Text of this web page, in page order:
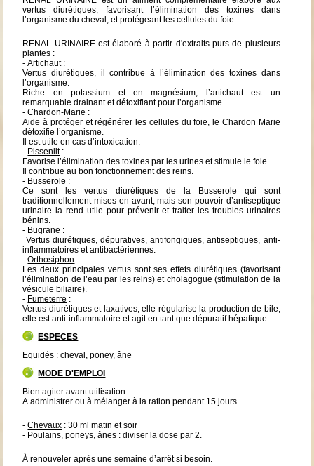
vertus diurétiques, favorisant l’élimination des toxines dans
l’organisme du cheval, et protégeant les cellules du foie.
RENAL URINAIRE est élaboré à partir d'extraits purs de plusieurs
plantes :
-Artichaut:
Vertus diurétiques, il contribue à l’élimination des toxines dans
l’organisme.
Riche en potassium et en magnésium, l’artichaut est un
remarquable drainant et détoxifiant pour l’organisme.
-Chardon-Marie :
Aide à protéger et régénérer les cellules du foie, le Chardon Marie
détoxifie l’organisme.
Il est utile en cas d’intoxication.
- Pissenlit:
Favorise l’élimination des toxines par les urines et stimule le foie.
Il contribue au bon fonctionnement des reins.
- Busserole :
Ce sont les vertus diurétiques de la Busserole qui sont
traditionnellement mises en avant, mais son pouvoir d’antiseptique
urinaire la rend utile pour prévenir et traiter les troubles urinaires
bénins.
- Bugrane :
Vertus diurétiques, dépuratives, antifongiques, antiseptiques, anti-
inflammatoires et antibactériennes.
-Orthosiphon :
Les deux principales vertus sont ses effets diurétiques (favorisant
l’élimination de l’eau par les reins) et cholagogue (stimulation de la
vésicule biliaire).
- Fumeterre :
Vertus diurétiques et laxatives, elle régularise la production de bile,
elle est anti-inflammatoire et agit en tant que dépuratif hépatique.
ESPECES
Equidés : cheval, poney, âne
MODE D'EMPLOI
Bien agiter avant utilisation.
A administrer ou à mélanger à la ration pendant 15 jours.
-Chevaux : 30 ml matin et soir
- Poulains, poneys, ânes : diviser la dose par 2.
À renouveler après une semaine d’arrêt si besoin.